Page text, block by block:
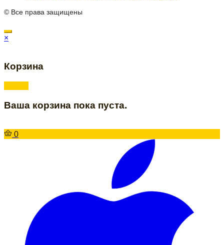
© Все права защищены
×
Корзина
Ваша корзина пока пуста.
0